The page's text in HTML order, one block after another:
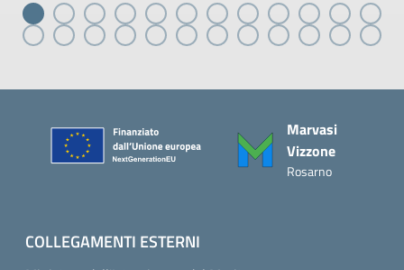
Marvasi
Vizzone
Rosarno
COLLEGAMENTI ESTERNI